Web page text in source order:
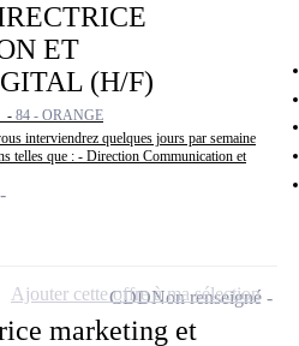
ET
(H/F)
- 84 - ORANGE
interviendrez quelques jours par semaine
telles que : - Direction Communication et
marketing et
CDDNon renseigné
Ajouter cette offre à ma sélection